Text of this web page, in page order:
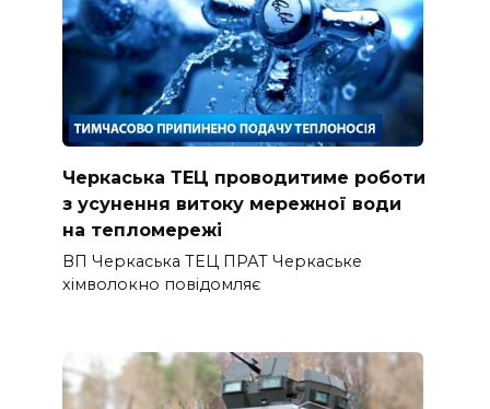
Черкаська ТЕЦ проводитиме роботи
з усунення витоку мережної води
на тепломережі
ВП Черкаська ТЕЦ ПРАТ Черкаське
хімволокно повідомляє